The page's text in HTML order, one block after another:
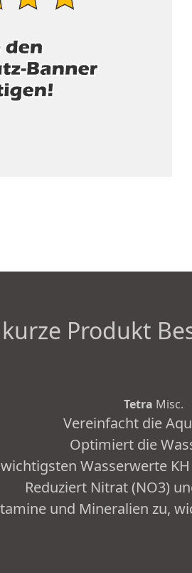
kurze Produkt
Tetra Misc.
Vereinfacht die
Optimiert die
Wasserwerte
Reduziert Nitrat (NO3)
und Mineralien zu,